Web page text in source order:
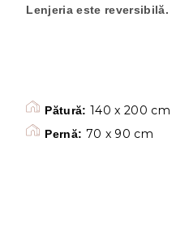
Lenjeria este reversibilă.
Pătură: 140 x 200 cm
Pernă: 70 x 90 cm